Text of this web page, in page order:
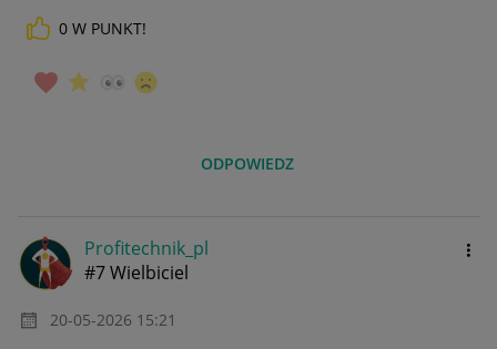
0 W PUNKT!
ODPOWIEDZ
Profitechnik_pl
#7 Wielbiciel
‎20-05-2026 15:21